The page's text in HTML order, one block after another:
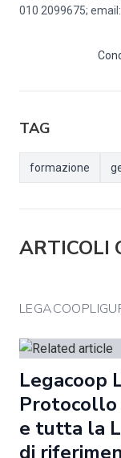
010 2099675;
TAG
formazione
ARTICOLI
Legacoop
Protocollo
e tutta la
di